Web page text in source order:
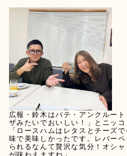
広報・鈴木はパテ・アンクルー
ザみたいでおいしい！」とニッコ
「ロースハムはレタスとチーズ
味で美味しかったです。レバー
られるなんて贅沢な気分！オシ
が味わえますね」